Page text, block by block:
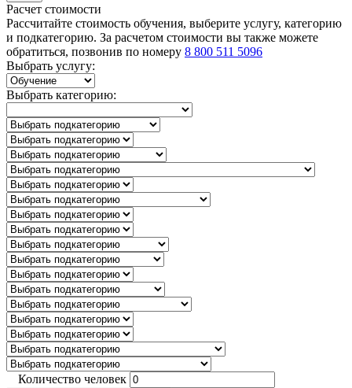
Расчет стоимости
Рассчитайте стоимость обучения, выберите услугу, категорию
и подкатегорию. За расчетом стоимости вы также можете
обратиться, позвонив по номеру 8 800 511 5096
Выбрать услугу:
Выбрать категорию:
Количество человек